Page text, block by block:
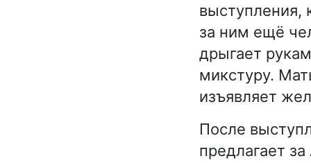
выступления,
за ним ещё
дрыгает
микстуру.
изъявляет
После
предлагает